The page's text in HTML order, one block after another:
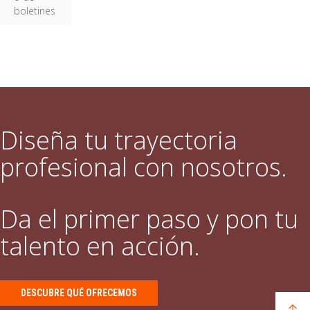
boletines
Diseña tu trayectoria
profesional con nosotros.
Da el primer paso y pon tu
talento en acción.
DESCUBRE QUÉ OFRECEMOS